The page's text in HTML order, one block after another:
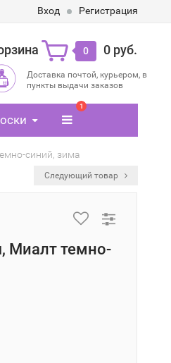
Вход Регистрация
0 0 руб.
Доставка почтой, курьером, в
пункты выдачи заказов
1
синий, зима
Следующий товар
Миалт темно-